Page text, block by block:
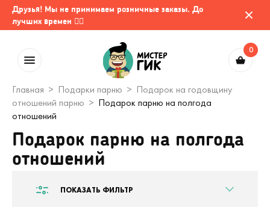
Друзья! Мы не принимаем розничные заказы. До
лучших времен 🤷‍♂️
0
Главная Подарки парню
Подарок на годовщину
отношений парню
Подарок парню на полгода
отношений
Подарок парню на полгода
отношений
ПОКАЗАТЬ ФИЛЬТР